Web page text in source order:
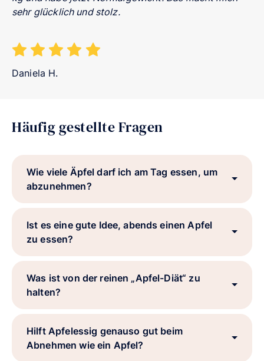
sehr glücklich und stolz.
Daniela H.
Häufig gestellte Fragen
Wie viele Äpfel darf ich am Tag essen, um
abzunehmen?
Ist es eine gute Idee, abends einen Apfel
zu essen?
Was ist von der reinen „Apfel-Diät“ zu
halten?
Hilft Apfelessig genauso gut beim
Abnehmen wie ein Apfel?